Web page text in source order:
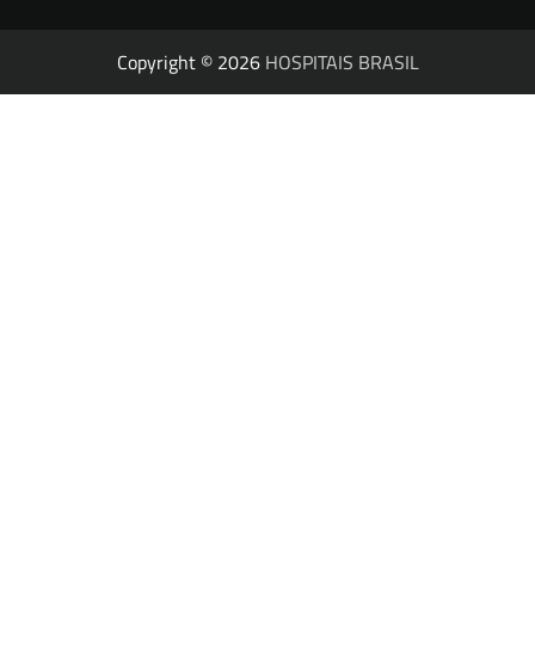
Copyright © 2026 HOSPITAIS BRASIL